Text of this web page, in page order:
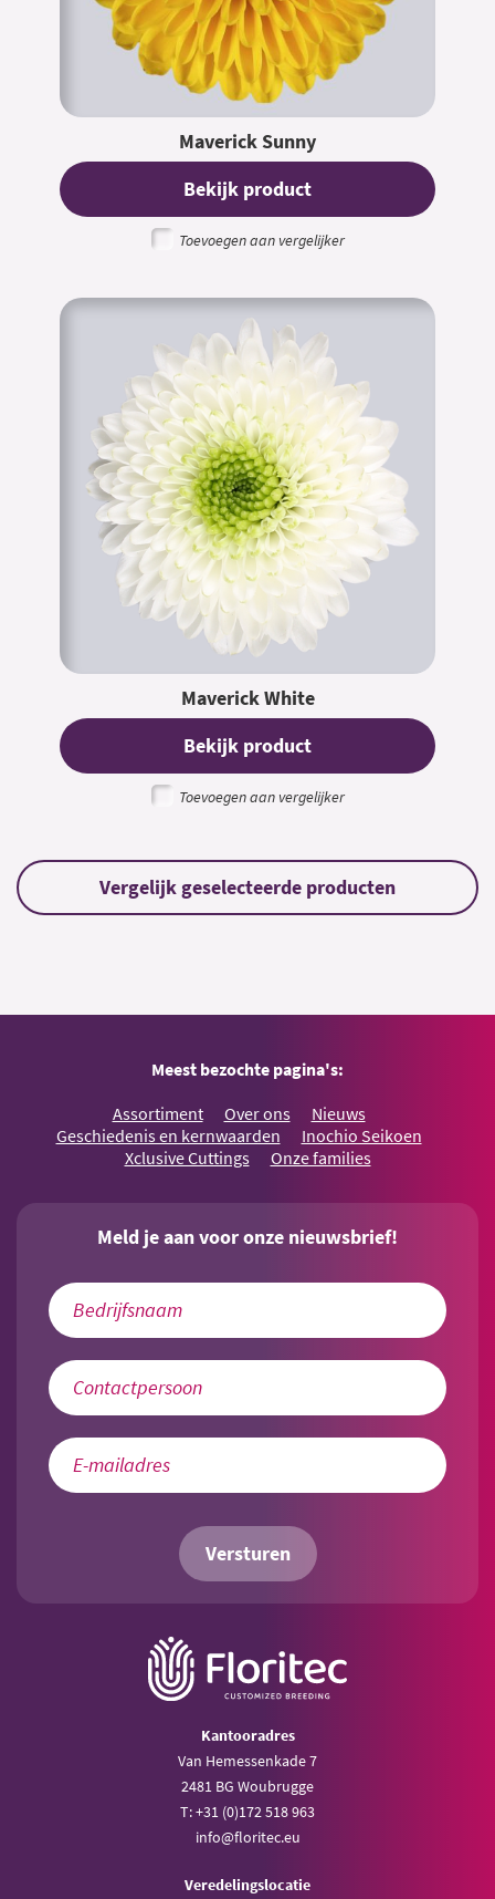
Maverick Sunny
Bekijk product
Toevoegen aan vergelijker
Maverick White
Bekijk product
Toevoegen aan vergelijker
Meest bezochte pagina's:
Assortiment Over ons
Nieuws
Geschiedenis en kernwaarden
Inochio Seikoen
Xclusive Cuttings
Onze families
Meld je aan voor onze nieuwsbrief!
Versturen
Kantooradres
Van Hemessenkade 7
2481 BG Woubrugge
T: +31 (0)172 518 963
info@floritec.eu
Veredelingslocatie